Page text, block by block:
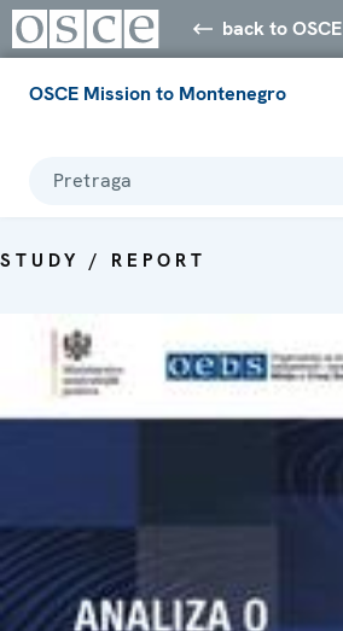
back to OSCE
OSCE Mission to Montenegro
Pretraga
STUDY / REPORT